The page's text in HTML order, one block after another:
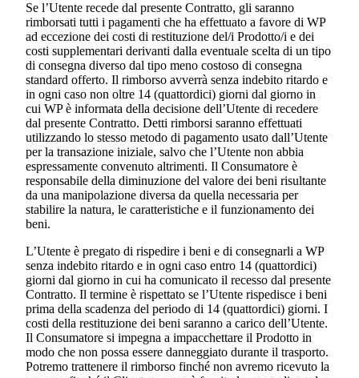
Se l’Utente recede dal presente Contratto, gli saranno
rimborsati tutti i pagamenti che ha effettuato a favore di WP
ad eccezione dei costi di restituzione del/i Prodotto/i e dei
costi supplementari derivanti dalla eventuale scelta di un tipo
di consegna diverso dal tipo meno costoso di consegna
standard offerto. Il rimborso avverrà senza indebito ritardo e
in ogni caso non oltre 14 (quattordici) giorni dal giorno in
cui WP è informata della decisione dell’Utente di recedere
dal presente Contratto. Detti rimborsi saranno effettuati
utilizzando lo stesso metodo di pagamento usato dall’Utente
per la transazione iniziale, salvo che l’Utente non abbia
espressamente convenuto altrimenti. Il Consumatore è
responsabile della diminuzione del valore dei beni risultante
da una manipolazione diversa da quella necessaria per
stabilire la natura, le caratteristiche e il funzionamento dei
beni.
L’Utente è pregato di rispedire i beni e di consegnarli a WP
senza indebito ritardo e in ogni caso entro 14 (quattordici)
giorni dal giorno in cui ha comunicato il recesso dal presente
Contratto. Il termine è rispettato se l’Utente rispedisce i beni
prima della scadenza del periodo di 14 (quattordici) giorni. I
costi della restituzione dei beni saranno a carico dell’Utente.
Il Consumatore si impegna a impacchettare il Prodotto in
modo che non possa essere danneggiato durante il trasporto.
Potremo trattenere il rimborso finché non avremo ricevuto la